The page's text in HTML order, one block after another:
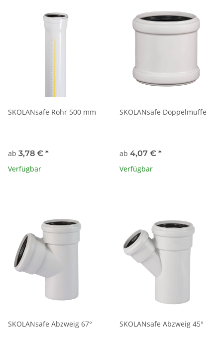
SKOLANsafe Rohr 500 mm
ab 3,78 € *
Verfügbar
SKOLANsafe Doppelmuffe
ab 4,07 € *
Verfügbar
SKOLANsafe Abzweig 67° SKOLANsafe Abzweig 45°